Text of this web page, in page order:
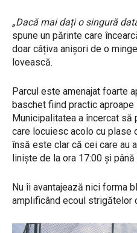
„Dacă mai dați o singură
spune un părinte care
doar câțiva anișori de o
lovească.
Parcul este amenajat foarte
baschet fiind practic
Municipalitatea a încercat
care locuiesc acolo cu plase
însă este clar că cei care au
liniște de la ora 17:00 și
Nu îi avantajează nici forma
amplificând ecoul strigătelor